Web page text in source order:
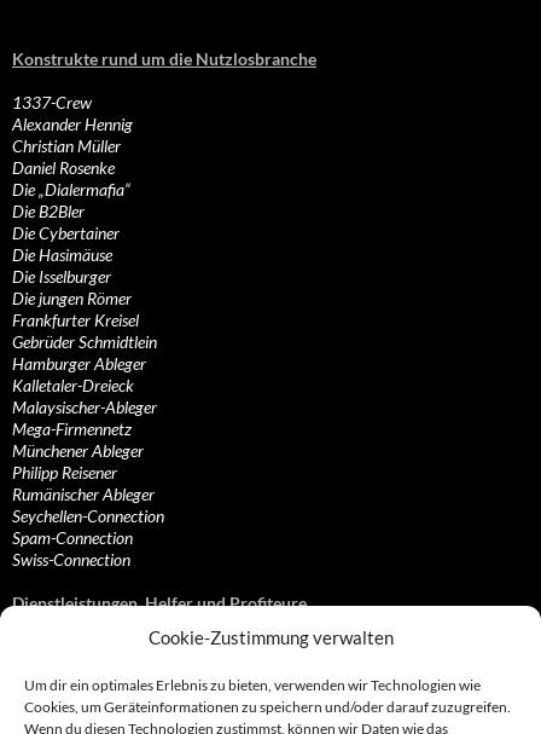
Cookie-Zustimmung verwalten
Um dir ein optimales Erlebnis zu bieten, verwenden wir Technologien wie
Cookies, um Geräteinformationen zu speichern und/oder darauf zuzugreifen.
Wenn du diesen Technologien zustimmst, können wir Daten wie das
Konstrukte rund um die Nutzlosbranche
1337-Crew
Alexander Hennig
Christian Müller
Daniel Rosenke
Die „Dialermafia“
Die B2Bler
Die Cybertainer
Die Hasimäuse
Die Isselburger
Die jungen Römer
Frankfurter Kreisel
Gebrüder Schmidtlein
Hamburger Ableger
Kalletaler-Dreieck
Malaysischer-Ableger
Mega-Firmennetz
Münchener Ableger
Philipp Reisener
Rumänischer Ableger
Seychellen-Connection
Spam-Connection
Swiss-Connection
Dienstleistungen, Helfer und Profiteure
Anonymisierungsdienste, VPN- und Web-Proxy…
Bezahlsysteme, Finanzdienstleister und…
Bürodienstleister, Firmengründer- und/oder…